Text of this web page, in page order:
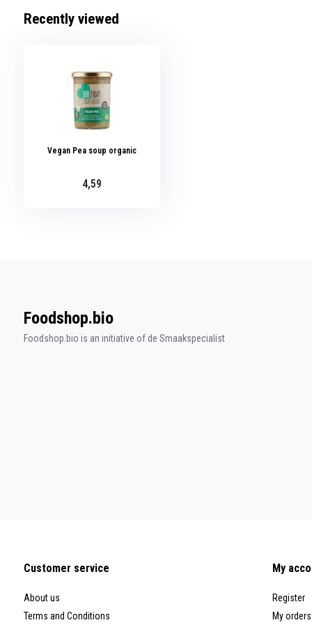
Recently viewed
Vegan Pea soup organic
4,59
Foodshop.bio
Foodshop.bio is an initiative of de Smaakspecialist
Customer service
About us
Terms and Conditions
My
Register
My orders